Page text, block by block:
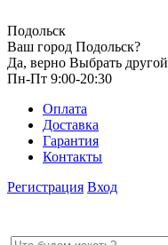
Подольск
Ваш город Подольск?
Да, верно Выбрать другой
Пн-Пт 9:00-20:30
Оплата
Доставка
Гарантия
Контакты
Регистрация Вход